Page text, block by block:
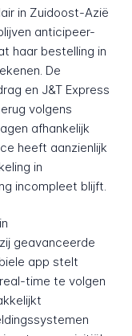
in Zuidoost-Azië
anticipeer-
haar bestelling in
De
en J&T Express
volgens
afhankelijk
heeft aanzienlijk
in
incompleet blijft.
geavanceerde
app stelt
time te volgen